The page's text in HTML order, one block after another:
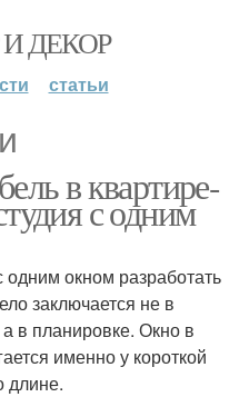
ДЕКОР
статьи
в квартире-
с одним
окном разработать
заключается не в
в планировке. Окно в
именно у короткой
длине.